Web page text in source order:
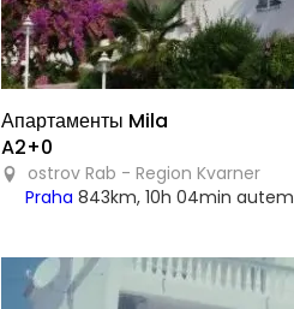
Апартаменты Mila
A2+0
ostrov Rab - Region Kvarner
Praha 843km, 10h 04min autem